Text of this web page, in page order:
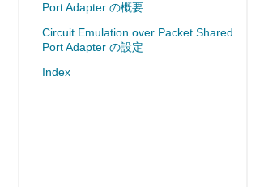
Port Adapter の概要
Circuit Emulation over Packet Shared
Port Adapter の設定
Index